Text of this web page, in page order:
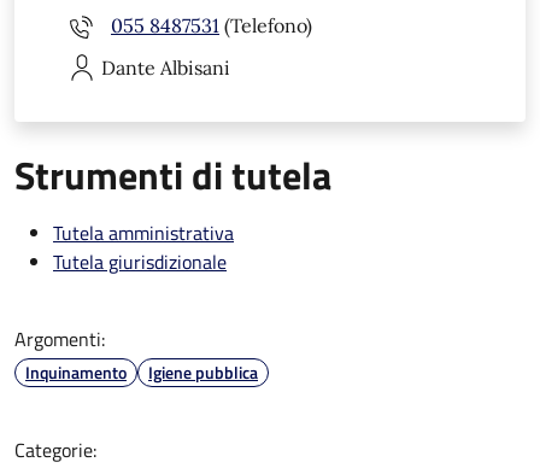
055 8487531 (Telefono)
Dante Albisani
Strumenti di tutela
Tutela amministrativa
Tutela giurisdizionale
Argomenti:
Inquinamento Igiene pubblica
Categorie: